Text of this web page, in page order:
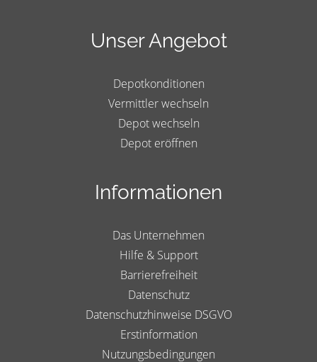
Unser Angebot
Depotkonditionen
Vermittler wechseln
Depot wechseln
Depot eröffnen
Informationen
Das Unternehmen
Hilfe & Support
Barrierefreiheit
Datenschutz
Datenschutzhinweise DSGVO
Erstinformation
Nutzungsbedingungen